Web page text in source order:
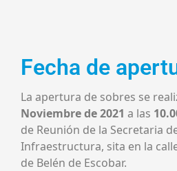
Fecha de
La apertura de sobres se
Noviembrede 2021 a las
de Reunión de la Secretaria
Infraestructura, sita en la
de Belén de Escobar.